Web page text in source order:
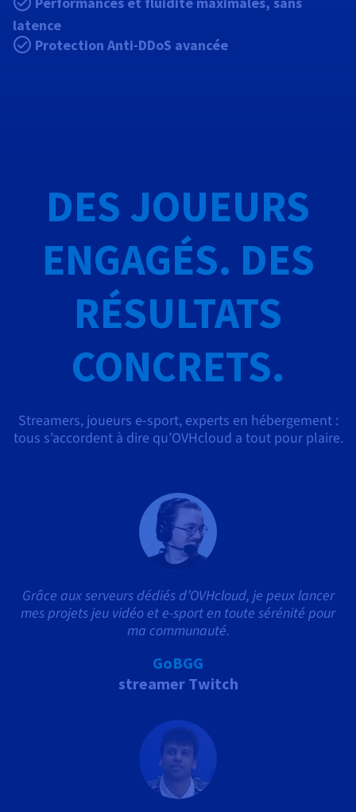
Tarifs
Disponibilités par régions
Documentation
Roadmap & Changelog
Roadmap & Changelog
latence
Protection Anti-DDoS avancée
DES JOUEURS
ENGAGÉS. DES
RÉSULTATS
CONCRETS.
Streamers, joueurs e-sport, experts en hébergement :
tous s’accordent à dire qu’OVHcloud a tout pour plaire.
Grâce aux serveurs dédiés d’OVHcloud, je peux lancer
mes projets jeu vidéo et e-sport en toute sérénité pour
ma communauté.
GoBGG
streamer Twitch